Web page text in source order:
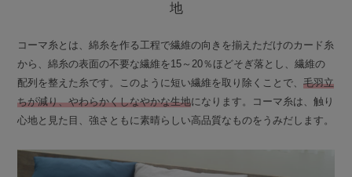
地
コーマ糸とは、綿糸を作る工程で繊維の向きを揃えただけのカード糸
から、綿糸の表面の不要な繊維を15～20％ほどそぎ落とし、繊維の
配列を整えた糸です。このように短い繊維を取り除くことで、毛羽立
ちが減り、やわらかくしなやかな生地になります。コーマ糸は、触り
心地と見た目、強さともに素晴らしい高品質なものをうみだします。